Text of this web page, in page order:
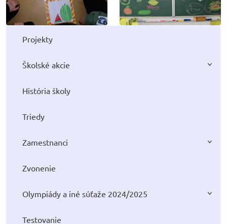
Projekty
Školské akcie
História školy
Triedy
Zamestnanci
Zvonenie
Olympiády a iné súťaže 2024/2025
Testovanie